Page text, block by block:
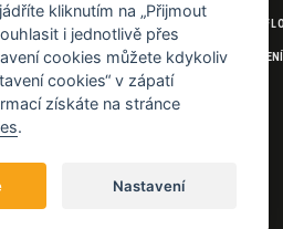
© 2026
kliknutím na „Přijmout
i jednotlivě přes
cookies můžete kdykoliv
cookies“ v zápatí
získáte na stránce
.
Nastavení